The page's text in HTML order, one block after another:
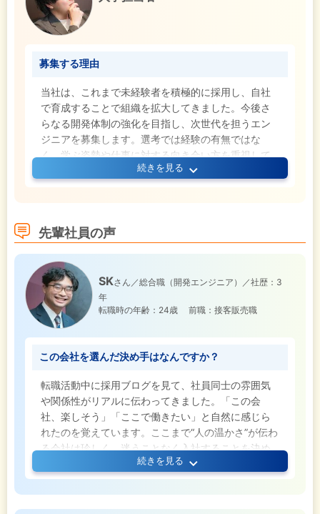
募集する理由
当社は、これまで未経験者を積極的に採用し、自社
で育成することで組織を拡大してきました。今後さ
らなる開発体制の強化を目指し、次世代を担うエン
ジニアを募集します。選考では経験の有無ではな
く、学ぶ姿勢や仕事に対する向き合い方を重視して
続きを見る
先輩社員の声
SKさん／総合職（開発エンジニア）／社歴：3
年
転職時の年齢：24歳
前職：接客販売職
この会社を選んだ決め手はなんですか？
転職活動中に採用ブログを見て、社員同士の雰囲気
や関係性がリアルに伝わってきました。「この会
社、楽しそう」「ここで働きたい」と自然に感じら
れたのを覚えています。ここまで“人の温かさ”が伝わ
る会社は珍しく、迷うことなく入社することを決め
続きを見る